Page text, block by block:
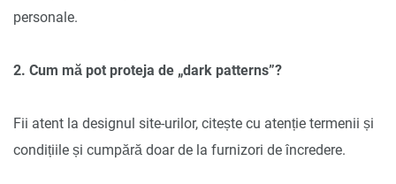
personale.
2. Cum mă pot proteja de „dark patterns”?
Fii atent la designul site-urilor, citește cu atenție termenii și
condițiile și cumpără doar de la furnizori de încredere.